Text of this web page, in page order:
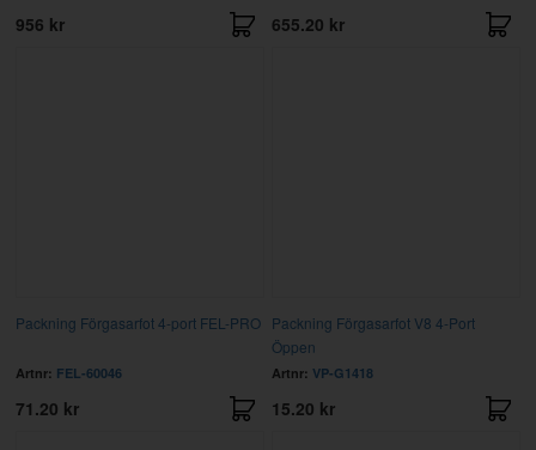
956 kr 655.20 kr
Packning Förgasarfot 4-port FEL-PRO
Artnr: FEL-60046
71.20 kr
Packning Förgasarfot V8 4-Port
Öppen
Artnr: VP-G1418
15.20 kr